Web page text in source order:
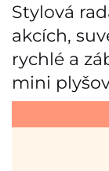
Stylová
akcích,
rychlé a
mini